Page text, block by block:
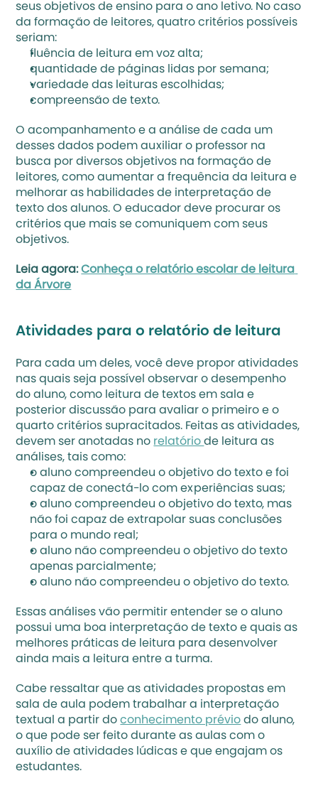
seus objetivos de ensino para o ano letivo. No caso
da formação de leitores, quatro critérios possíveis
seriam:
fluência de leitura em voz alta;
quantidade de páginas lidas por semana;
variedade das leituras escolhidas;
compreensão de texto.
O acompanhamento e a análise de cada um
desses dados podem auxiliar o professor na
busca por diversos objetivos na formação de
leitores, como aumentar a frequência da leitura e
melhorar as habilidades de interpretação de
texto dos alunos. O educador deve procurar os
critérios que mais se comuniquem com seus
objetivos.
Leia agora: Conheça o relatório escolar de leitura
da Árvore
Atividades para o relatório de leitura
Para cada um deles, você deve propor atividades
nas quais seja possível observar o desempenho
do aluno, como leitura de textos em sala e
posterior discussão para avaliar o primeiro e o
quarto critérios supracitados. Feitas as atividades,
devem ser anotadas no relatório de leitura as
análises, tais como:
o aluno compreendeu o objetivo do texto e foi
capaz de conectá-lo com experiências suas;
o aluno compreendeu o objetivo do texto, mas
não foi capaz de extrapolar suas conclusões
para o mundo real;
o aluno não compreendeu o objetivo do texto
apenas parcialmente;
o aluno não compreendeu o objetivo do texto.
Essas análises vão permitir entender se o aluno
possui uma boa interpretação de texto e quais as
melhores práticas de leitura para desenvolver
ainda mais a leitura entre a turma.
Cabe ressaltar que as atividades propostas em
sala de aula podem trabalhar a interpretação
textual a partir do conhecimento prévio do aluno,
o que pode ser feito durante as aulas com o
auxílio de atividades lúdicas e que engajam os
estudantes.